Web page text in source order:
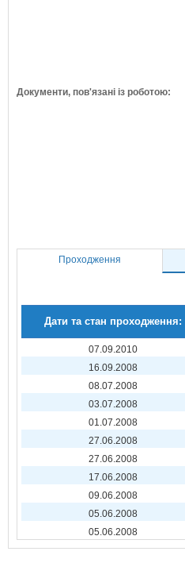
Документи, пов'язані із роботою:
Проходження
Дати та стан проходження:
07.09.2010
16.09.2008
08.07.2008
03.07.2008
01.07.2008
27.06.2008
27.06.2008
17.06.2008
09.06.2008
05.06.2008
05.06.2008